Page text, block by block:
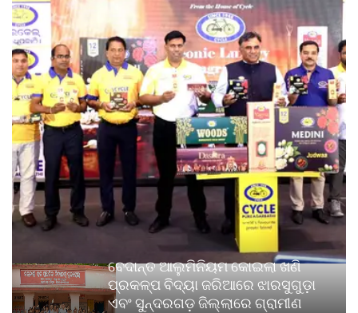
ବେଦାନ୍ତ ଆଲୁମିନିୟମ କୋଇଲା ଖଣି
ପ୍ରକଳ୍ପ ବିଦ୍ୟା ଜରିଆରେ ଝାରସୁଗୁଡ଼ା
ଏବଂ ସୁନ୍ଦରଗଡ଼ ଜିଲ୍ଲାରେ ଗ୍ରାମୀଣ